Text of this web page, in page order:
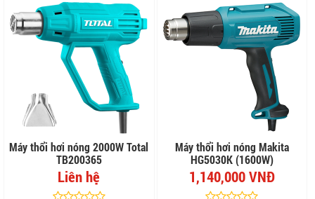
Máy thổi hơi nóng 2000W Total
TB200365
Liên hệ
Máy thổi hơi nóng Makita
HG5030K (1600W)
1,140,000 VNĐ